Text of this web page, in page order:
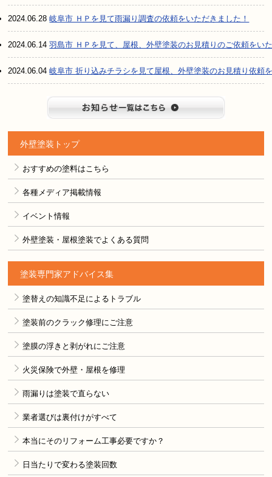
2024.06.28岐阜市 ＨＰを見て雨漏り調査の依頼をいただきました！
2024.06.14羽島市 ＨＰを見て、屋根、外壁塗装のお見積りのご依頼をい
2024.06.04岐阜市 折り込みチラシを見て屋根、外壁塗装のお見積り依頼
外壁塗装トップ
おすすめの塗料はこちら
各種メディア掲載情報
イベント情報
外壁塗装・屋根塗装でよくある質問
塗装専門家アドバイス集
塗替えの知識不足によるトラブル
塗装前のクラック修理にご注意
塗膜の浮きと剥がれにご注意
火災保険で外壁・屋根を修理
雨漏りは塗装で直らない
業者選びは裏付けがすべて
本当にそのリフォーム工事必要ですか？
日当たりで変わる塗装回数